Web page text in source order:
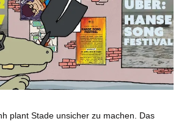
plant Stade unsicher zu machen. Das